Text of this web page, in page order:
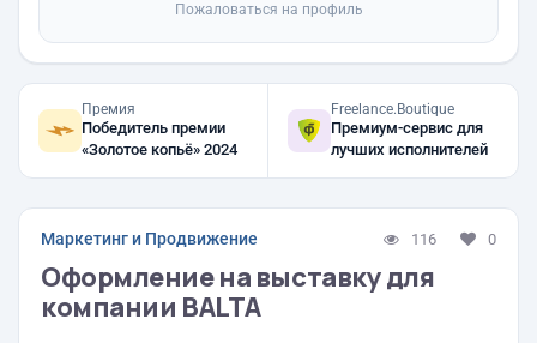
Пожаловаться на профиль
Премия
Победитель премии
«Золотое копьё» 2024
Freelance.Boutique
Премиум-сервис для
лучших исполнителей
Маркетинг и Продвижение 116 0
Оформление на выставку для
компании BALTA